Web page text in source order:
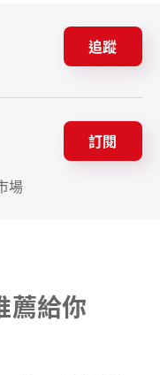
追蹤
訂閱
場
薦給你